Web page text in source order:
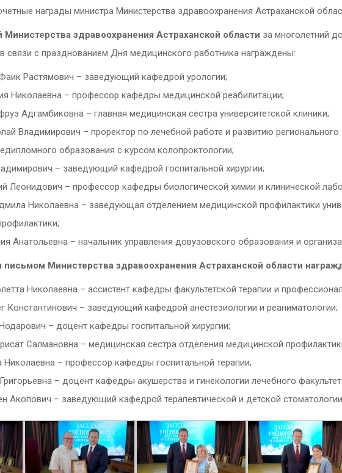
награды министра Министерства здравоохранения Астраханской
Министерства здравоохранения Астраханской области за многолетний
связи с празднованием Дня медицинского работника награждены:
Растямович – заведующий кафедрой урологии;
Николаевна – профессор кафедры медицинской реабилитации;
Адгамбиковна – главная медицинская сестра университетской клиники;
Владимирович – проректор по лечебной работе и развитию
образования с курсом колопроктологии;
– заведующий кафедрой госпитальной хирургии;
Леонидович – профессор кафедры биологической химии и клинической
Николаевна – заведующая отделением медицинской профилактики
Анатольевна – начальник управления довузовского образования и
Министерства здравоохранения Астраханской области
Николаевна – ассистент кафедры факультетской терапии и
Константинович – заведующий кафедрой анестезиологии и реаниматологии;
– доцент кафедры госпитальной хирургии;
Салмановна – медицинская сестра отделения медицинской
Николаевна – профессор кафедры госпитальной терапии;
– доцент кафедры акушерства и гинекологии лечебного
Акопович – заведующий кафедрой терапевтической и детской